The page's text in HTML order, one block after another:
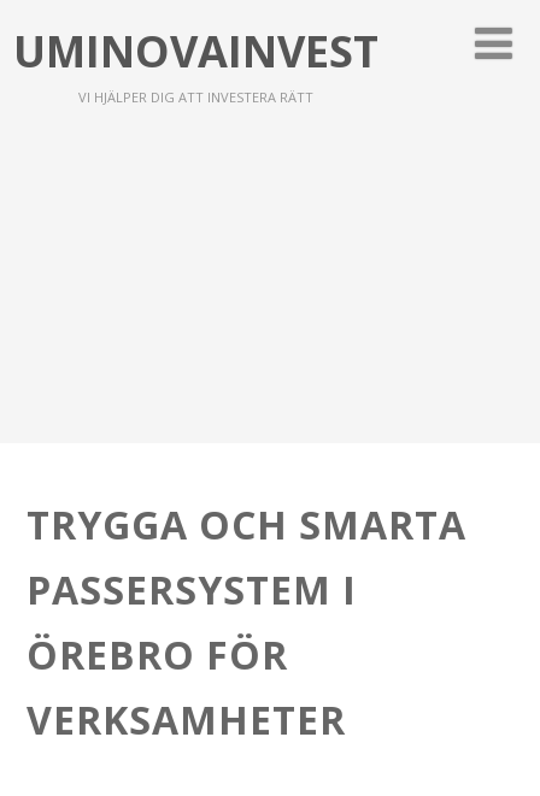
UMINOVAINVEST
VI HJÄLPER DIG ATT INVESTERA RÄTT
TRYGGA OCH SMARTA
PASSERSYSTEM I
ÖREBRO FÖR
VERKSAMHETER